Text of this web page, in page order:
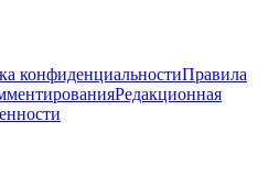
конфиденциальностиПравила
Редакционная